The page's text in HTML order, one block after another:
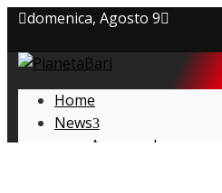
domenica, Agosto 9
Privacy policy
Cookie Policy
Home
News
Amarcord